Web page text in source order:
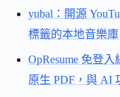
yubal：開源
標籤的本地音樂庫
OpResume 免登
原生 PDF，與 AI